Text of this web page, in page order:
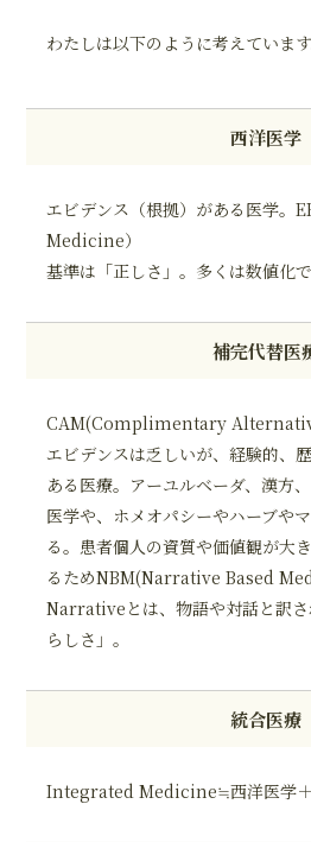
わたしは以下のように考えています
西洋医学
エビデンス（根拠）がある医学。
Medicine）
基準は「正しさ」。多くは数値化
補完代替医
CAM(Complimentary
エビデンスは乏しいが、経験的、
ある医療。アーユルベーダ、漢方
医学や、ホメオパシーやハーブや
る。患者個人の資質や価値観が大
るためNBM(Narrative Based
Narrativeとは、物語や対話と訳さ
らしさ」。
統合医療
Integrated Medicine≒西洋医学